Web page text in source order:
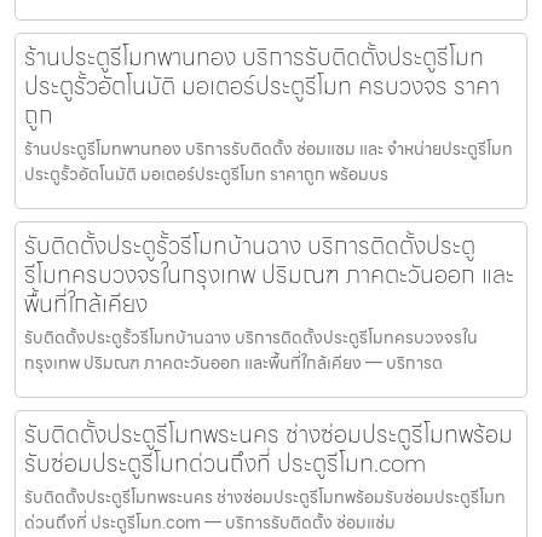
ร้านประตูรีโมทพานทอง บริการรับติดตั้งประตูรีโมท
ประตูรั้วอัตโนมัติ มอเตอร์ประตูรีโมท ครบวงจร ราคา
ถูก
ร้านประตูรีโมทพานทอง บริการรับติดตั้ง ซ่อมแซม และ จำหน่ายประตูรีโมท
ประตูรั้วอัตโนมัติ มอเตอร์ประตูรีโมท ราคาถูก พร้อมบร
รับติดตั้งประตูรั้วรีโมทบ้านฉาง บริการติดตั้งประตู
รีโมทครบวงจรในกรุงเทพ ปริมณฑ ภาคตะวันออก และ
พื้นที่ใกล้เคียง
รับติดตั้งประตูรั้วรีโมทบ้านฉาง บริการติดตั้งประตูรีโมทครบวงจรใน
กรุงเทพ ปริมณฑ ภาคตะวันออก และพื้นที่ใกล้เคียง — บริการต
รับติดตั้งประตูรีโมทพระนคร ช่างซ่อมประตูรีโมทพร้อม
รับซ่อมประตูรีโมทด่วนถึงที่ ประตูรีโมท.com
รับติดตั้งประตูรีโมทพระนคร ช่างซ่อมประตูรีโมทพร้อมรับซ่อมประตูรีโมท
ด่วนถึงที่ ประตูรีโมท.com — บริการรับติดตั้ง ซ่อมแซ่ม